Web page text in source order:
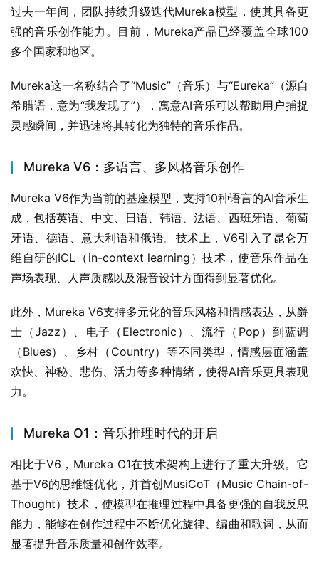
过去一年间，团队持续升级迭代Mureka模型，使其具备更
强的音乐创作能力。目前，Mureka产品已经覆盖全球100
多个国家和地区。
Mureka这一名称结合了“Music”（音乐）与“Eureka”（源自
希腊语，意为“我发现了”），寓意AI音乐可以帮助用户捕捉
灵感瞬间，并迅速将其转化为独特的音乐作品。
Mureka V6：多语言、多风格音乐创作
Mureka V6作为当前的基座模型，支持10种语言的AI音乐生
成，包括英语、中文、日语、韩语、法语、西班牙语、葡萄
牙语、德语、意大利语和俄语。技术上，V6引入了昆仑万
维自研的ICL（in-context learning）技术，使音乐作品在
声场表现、人声质感以及混音设计方面得到显著优化。
此外，Mureka V6支持多元化的音乐风格和情感表达，从爵
士（Jazz）、电子（Electronic）、流行（Pop）到蓝调
（Blues）、乡村（Country）等不同类型，情感层面涵盖
欢快、神秘、悲伤、活力等多种情绪，使得AI音乐更具表现
力。
Mureka O1：音乐推理时代的开启
相比于V6，Mureka O1在技术架构上进行了重大升级。它
基于V6的思维链优化，并首创MusiCoT（Music Chain-of-
Thought）技术，使模型在推理过程中具备更强的自我反思
能力，能够在创作过程中不断优化旋律、编曲和歌词，从而
显著提升音乐质量和创作效率。